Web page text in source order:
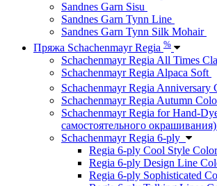
Sandnes Garn Sisu
Sandnes Garn Tynn Line
Sandnes Garn Tynn Silk Mohair
Пряжа Schachenmayr Regia %
Schachenmayr Regia All Times
Schachenmayr Regia Alpaca Soft
Schachenmayr Regia Anniversary
Schachenmayr Regia Autumn
Schachenmayr Regia for Hand-
самостоятельного окрашивания)
Schachenmayr Regia 6-ply
Regia 6-ply Cool Style Color
Regia 6-ply Design Line
Regia 6-ply Sophisticated